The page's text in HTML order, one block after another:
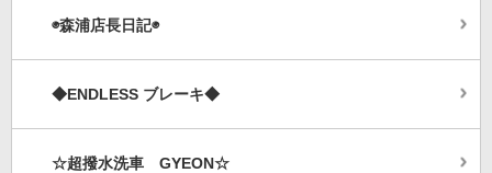
◉森浦店長日記◉
◆ENDLESS ブレーキ◆
☆超撥水洗車 GYEON☆